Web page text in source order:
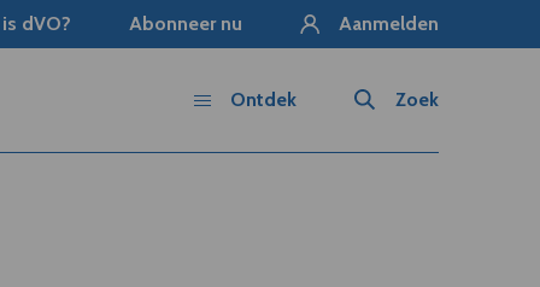
dVO? Abonneer nu Aanmelden
Zoek
Ontdek